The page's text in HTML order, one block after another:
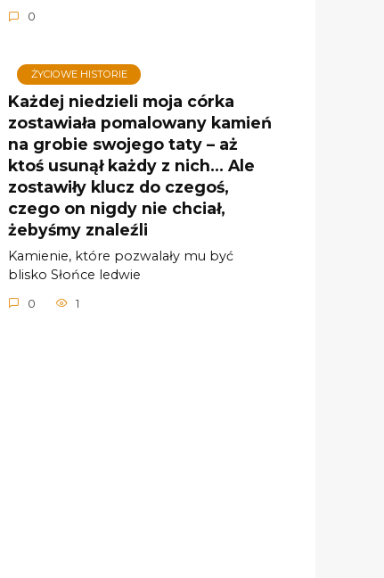
0
ŻYCIOWE HISTORIE
Każdej niedzieli moja córka
zostawiała pomalowany kamień
na grobie swojego taty – aż
ktoś usunął każdy z nich… Ale
zostawiły klucz do czegoś,
czego on nigdy nie chciał,
żebyśmy znaleźli
Kamienie, które pozwalały mu być
blisko Słońce ledwie
0 1